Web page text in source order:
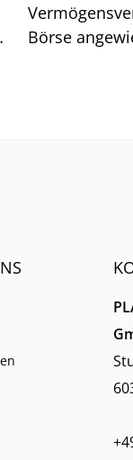
Börse